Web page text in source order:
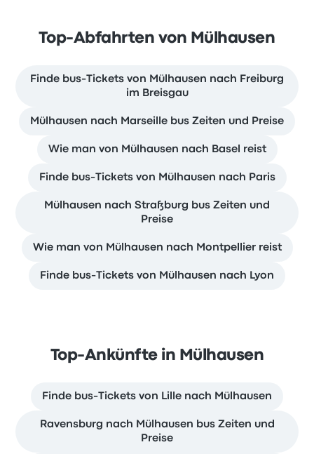
Top-Abfahrten von Mülhausen
Finde bus-Tickets von Mülhausen nach Freiburg
im Breisgau
Mülhausen nach Marseille bus Zeiten und Preise
Wie man von Mülhausen nach Basel reist
Finde bus-Tickets von Mülhausen nach Paris
Mülhausen nach Straßburg bus Zeiten und
Preise
Wie man von Mülhausen nach Montpellier reist
Finde bus-Tickets von Mülhausen nach Lyon
Top-Ankünfte in Mülhausen
Finde bus-Tickets von Lille nach Mülhausen
Ravensburg nach Mülhausen bus Zeiten und
Preise